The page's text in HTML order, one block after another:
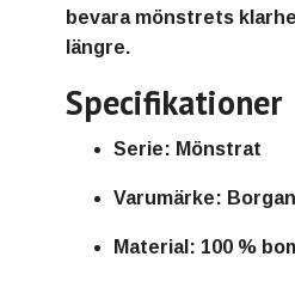
bevara mönstrets
längre.
Specifikationer
Serie: Mönstrat
Varumärke:
Material: 100 %